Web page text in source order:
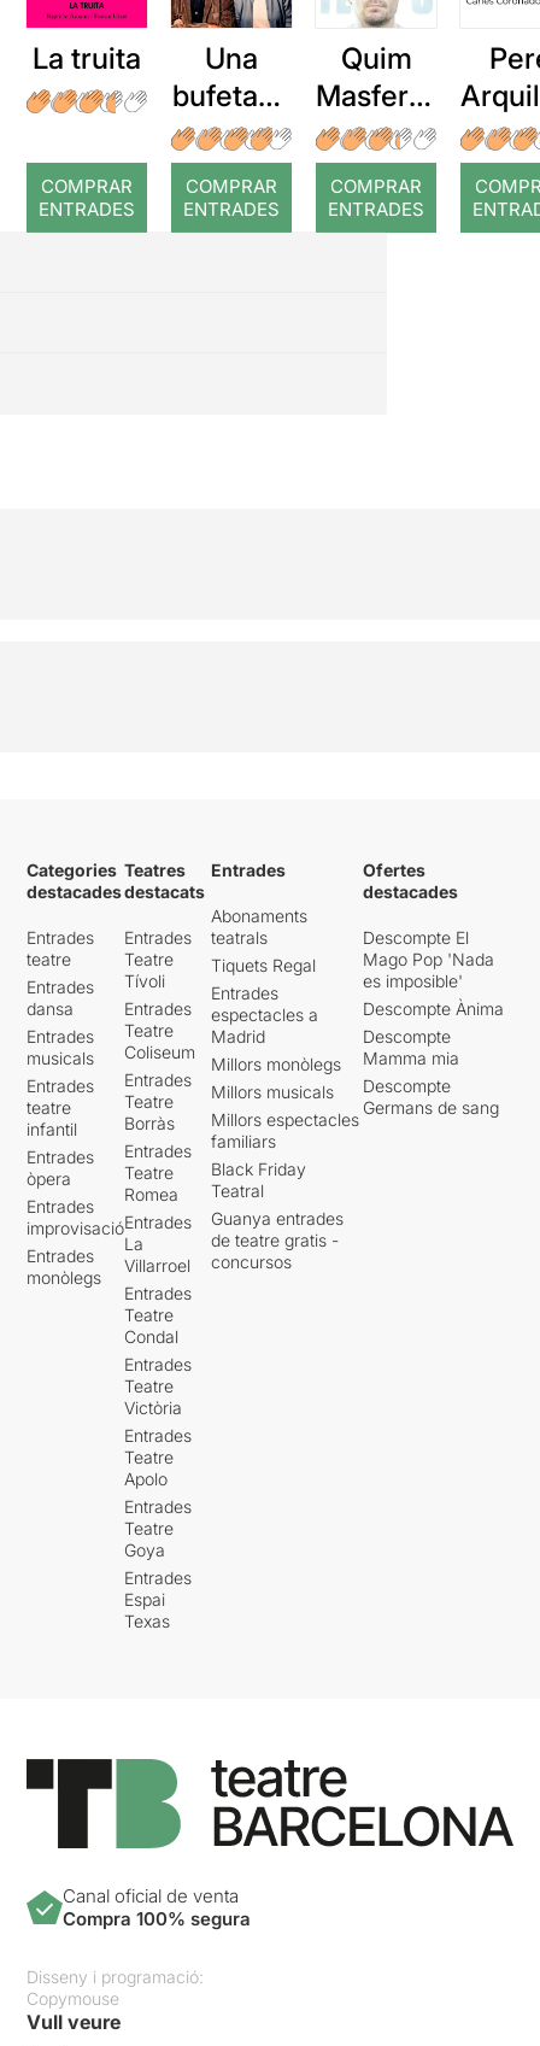
La truita
COMPRAR
ENTRADES
Una
bufetada
a temps
COMPRAR
ENTRADES
Quim
Masferre
r: Temps
COMPRAR
ENTRADES
:
Categories
destacades
Entrades
teatre
Entrades
dansa
Entrades
musicals
Entrades
teatre
infantil
Entrades
òpera
Entrades
improvisació
Entrades
monòlegs
Teatres
destacats
Entrades
Teatre
Tívoli
Entrades
Teatre
Coliseum
Entrades
Teatre
Borràs
Entrades
Teatre
Romea
Entrades
La
Villarroel
Entrades
Teatre
Condal
Entrades
Teatre
Victòria
Entrades
Teatre
Apolo
Entrades
Teatre
Goya
Entrades
Espai
Texas
Entrades
Abonaments
teatrals
Tiquets Regal
Entrades
espectacles a
Madrid
Millors monòlegs
Millors musicals
Millors espectacles
familiars
Black Friday
Teatral
Guanya entrades
de teatre gratis -
concursos
Ofertes
destacades
Descompte El
Mago Pop 'Nada
es imposible'
Descompte Ànima
Descompte
Mamma mia
Descompte
Germans de sang
Canal oficial de venta
Compra 100% segura
Disseny i programació:
Copymouse
Vull veure